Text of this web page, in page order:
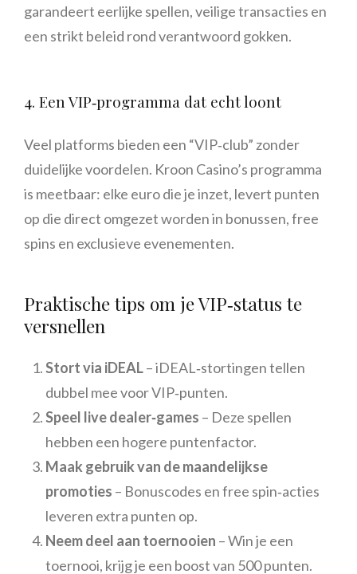
garandeert eerlijke spellen, veilige transacties en
een strikt beleid rond verantwoord gokken.
4. Een VIP‑programma dat echt loont
Veel platforms bieden een “VIP‑club” zonder
duidelijke voordelen. Kroon Casino’s programma
is meetbaar: elke euro die je inzet, levert punten
op die direct omgezet worden in bonussen, free
spins en exclusieve evenementen.
Praktische tips om je VIP‑status te
versnellen
Stort via iDEAL– iDEAL‑stortingen tellen
dubbel mee voor VIP‑punten.
Speel live dealer‑games – Deze spellen
hebben een hogere puntenfactor.
Maak gebruik van de maandelijkse
promoties – Bonuscodes en free spin‑acties
leveren extra punten op.
Neem deel aan toernooien – Win je een
toernooi, krijg je een boost van 500 punten.